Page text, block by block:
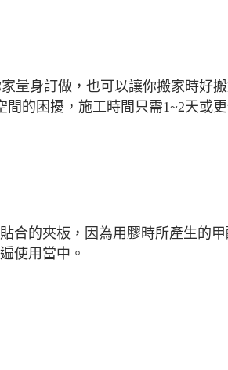
量身訂做，也可以讓你搬家時好
的困擾，施工時間只需1~2天或
合的夾板，因為用膠時所產生的
使用當中。